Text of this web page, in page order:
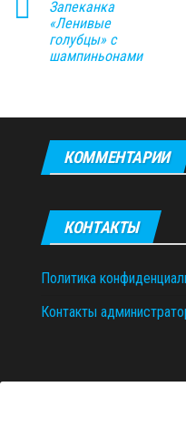
Запеканка
«Ленивые
голубцы» с
шампиньонами
КОММЕНТАРИИ
КОНТАКТЫ
Политика
Контакты